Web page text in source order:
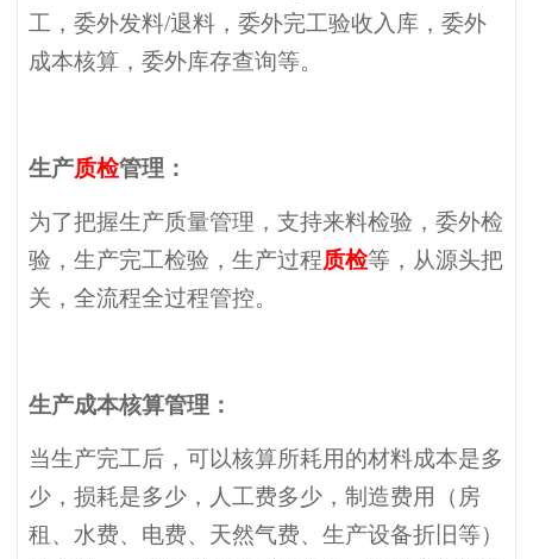
工，委外发料/退料，委外完工验收入库，委外
成本核算，委外库存查询等。
生产质检管理：
为了把握生产质量管理，支持来料检验，委外检
验，生产完工检验，生产过程质检等，从源头把
关，全流程全过程管控。
生产成本核算管理：
当生产完工后，可以核算所耗用的材料成本是多
少，损耗是多少，人工费多少，制造费用（房
租、水费、电费、天然气费、生产设备折旧等）